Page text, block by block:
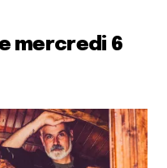
mercredi 6